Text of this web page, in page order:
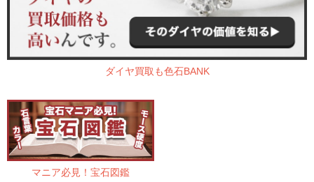
ダイヤ買取も色石BANK
マニア必見！宝石図鑑